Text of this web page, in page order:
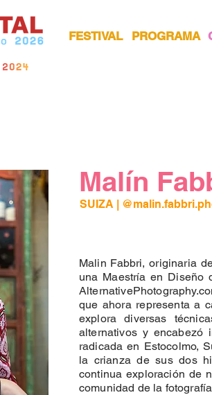
FESTIVAL PROGRAMA
SUIZA |
Malín
Malin Fabbri, originaria
una Maestría en Diseño
que ahora representa a
explora diversas
alternativos y encabezó
radicada en Estocolmo,
la crianza de sus dos
continua exploración de
comunidad de la